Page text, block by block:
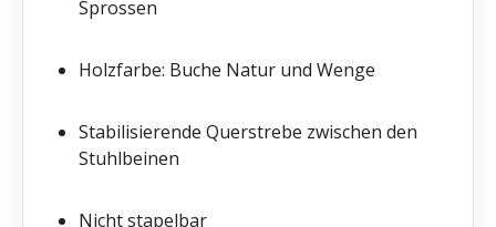
Sprossen
Holzfarbe: Buche Natur und Wenge
Stabilisierende Querstrebe zwischen den
Stuhlbeinen
Nicht stapelbar